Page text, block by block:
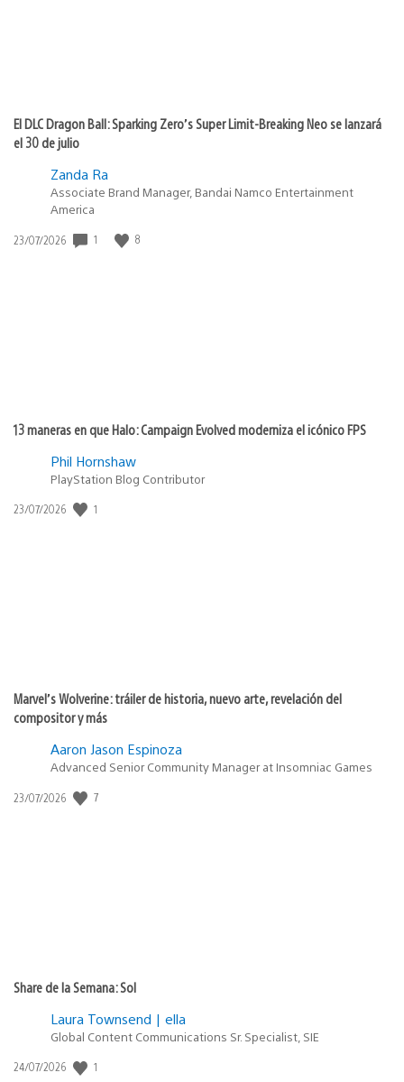
El DLC Dragon Ball: Sparking Zero’s Super Limit-Breaking Neo se lanzará
el 30 de julio
Zanda Ra
Associate Brand Manager, Bandai Namco Entertainment
America
Fecha
23/07/2026 1 8
13 maneras en que Halo: Campaign Evolved moderniza el icónico FPS
Phil Hornshaw
PlayStation Blog Contributor
Fecha
23/07/2026 1
Marvel’s Wolverine: tráiler de historia, nuevo arte, revelación del
compositor y más
Aaron Jason Espinoza
Advanced Senior Community Manager at Insomniac Games
Fecha
23/07/2026 7
Share de la Semana: Sol
Laura Townsend | ella
Global Content Communications Sr. Specialist, SIE
Fecha
24/07/2026 1